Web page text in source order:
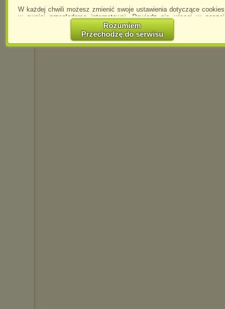
W każdej chwili możesz zmienić swoje ustawienia dotyczące cookies
w swojej przeglądarce internetowej. Dowiedz się więcej w naszej
http://chomikuj.pl/PolitykaPrywatnosci.aspx
Jednocześnie informujemy że zmiana ustawień przeglądarki może
spowodować ograniczenie korzystania ze strony Chomikuj.pl.
Rozumiem
Przechodzę do serwisu